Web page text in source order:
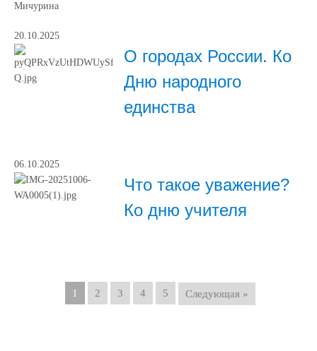
Мичурина
20.10.2025
О городах России. Ко
Дню народного
единства
06.10.2025
Что такое уважение?
Ко дню учителя
1 2 3 4 5 Следующая »